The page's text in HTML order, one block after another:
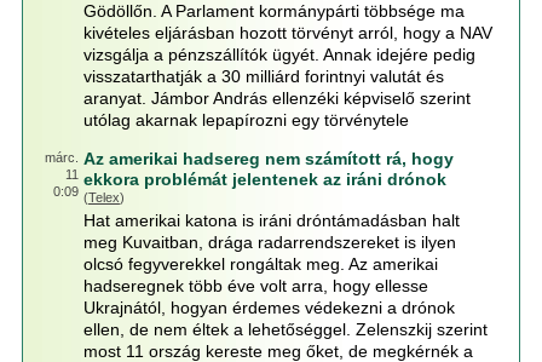
Gödöllőn. A Parlament kormánypárti többsége ma
kivételes eljárásban hozott törvényt arról, hogy a NAV
vizsgálja a pénzszállítók ügyét. Annak idejére pedig
visszatarthatják a 30 milliárd forintnyi valutát és
aranyat. Jámbor András ellenzéki képviselő szerint
utólag akarnak lepapírozni egy törvénytele
márc.
11
0:09
Az amerikai hadsereg nem számított rá, hogy
ekkora problémát jelentenek az iráni drónok
(Telex)
Hat amerikai katona is iráni dróntámadásban halt
meg Kuvaitban, drága radarrendszereket is ilyen
olcsó fegyverekkel rongáltak meg. Az amerikai
hadseregnek több éve volt arra, hogy ellesse
Ukrajnától, hogyan érdemes védekezni a drónok
ellen, de nem éltek a lehetőséggel. Zelenszkij szerint
most 11 ország kereste meg őket, de megkérnék a